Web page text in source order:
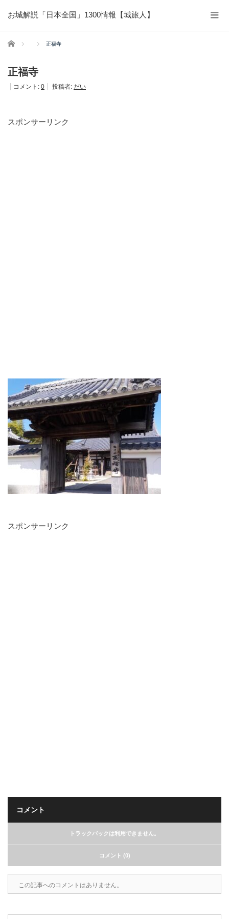
お城解説「日本全国」1300情報【城旅人】
ホーム 正福寺
正福寺
コメント: 0 投稿者: だい
スポンサーリンク
スポンサーリンク
コメント
トラックバックは利用できません。
コメント (0)
この記事へのコメントはありません。